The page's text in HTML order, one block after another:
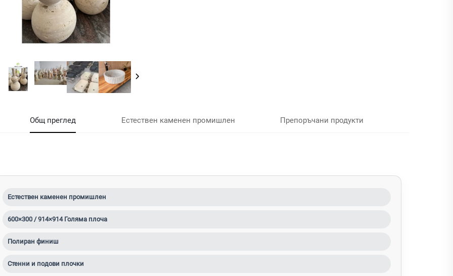
Общ преглед Естествен каменен промишлен Препоръчани продукти
Естествен каменен промишлен
600×300 / 914×914 Голяма плоча
Полиран финиш
Стенни и подови плочки